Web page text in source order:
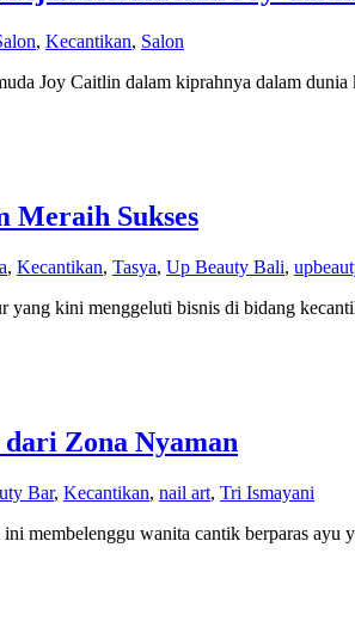
, Kecantikan, Salon
Joy Caitlin dalam kiprahnya dalam
Meraih Sukses
, Kecantikan, Tasya, Up Beauty Bali,
yang kini menggeluti bisnis di bidang
Zona Nyaman
Bar, Kecantikan, nail art, Tri Ismayani
membelenggu wanita cantik berparas ayu